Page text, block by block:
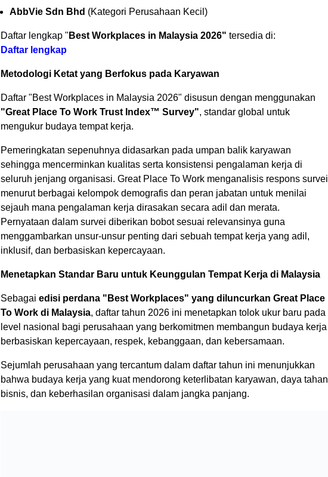
AbbVie Sdn Bhd (Kategori Perusahaan Kecil)
Daftar lengkap " Best Workplaces in Malaysia 2026" tersedia di:
Daftar lengkap
Metodologi Ketat yang Berfokus pada Karyawan
Daftar "Best Workplaces in Malaysia 2026" disusun dengan menggunakan
"Great Place To Work Trust Index™ Survey", standar global untuk
mengukur budaya tempat kerja.
Pemeringkatan sepenuhnya didasarkan pada umpan balik karyawan
sehingga mencerminkan kualitas serta konsistensi pengalaman kerja di
seluruh jenjang organisasi. Great Place To Work menganalisis respons survei
menurut berbagai kelompok demografis dan peran jabatan untuk menilai
sejauh mana pengalaman kerja dirasakan secara adil dan merata.
Pernyataan dalam survei diberikan bobot sesuai relevansinya guna
menggambarkan unsur-unsur penting dari sebuah tempat kerja yang adil,
inklusif, dan berbasiskan kepercayaan.
Menetapkan Standar Baru untuk Keunggulan Tempat Kerja di Malaysia
Sebagai edisi perdana "Best Workplaces" yang diluncurkan Great Place
To Work di Malaysia, daftar tahun 2026 ini menetapkan tolok ukur baru pada
level nasional bagi perusahaan yang berkomitmen membangun budaya kerja
berbasiskan kepercayaan, respek, kebanggaan, dan kebersamaan.
Sejumlah perusahaan yang tercantum dalam daftar tahun ini menunjukkan
bahwa budaya kerja yang kuat mendorong keterlibatan karyawan, daya tahan
bisnis, dan keberhasilan organisasi dalam jangka panjang.